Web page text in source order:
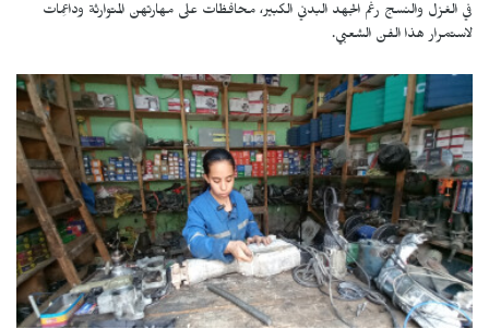
في الغزل والنسج رغم الجهد البدني الكبير، محافظات على مهارتهن المتوارثة وداعِمات
لاستمرار هذا الفن الشعبي.